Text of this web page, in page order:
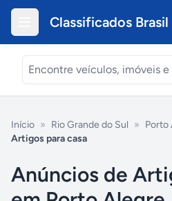
Classificados Brasil
Início » Rio Grande do Sul » Porto
Artigos para casa
Anúncios de